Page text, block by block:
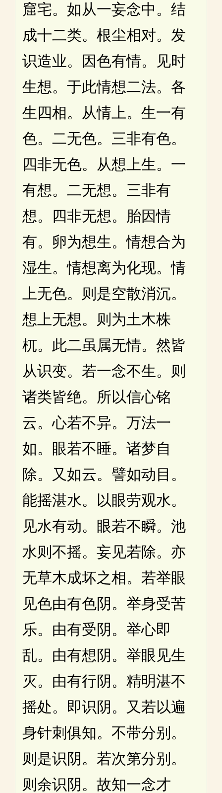
窟宅。如从一妄念中。结
成十二类。根尘相对。发
识造业。因色有情。见时
生想。于此情想二法。各
生四相。从情上。生一有
色。二无色。三非有色。
四非无色。从想上生。一
有想。二无想。三非有
想。四非无想。胎因情
有。卵为想生。情想合为
湿生。情想离为化现。情
上无色。则是空散消沉。
想上无想。则为土木株
杌。此二虽属无情。然皆
从识变。若一念不生。则
诸类皆绝。所以信心铭
云。心若不异。万法一
如。眼若不睡。诸梦自
除。又如云。譬如动目。
能摇湛水。以眼劳观水。
见水有动。眼若不瞬。池
水则不摇。妄见若除。亦
无草木成坏之相。若举眼
见色由有色阴。举身受苦
乐。由有受阴。举心即
乱。由有想阴。举眼见生
灭。由有行阴。精明湛不
摇处。即识阴。又若以遍
身针刺俱知。不带分别。
则是识阴。若次第分别。
则余识阴。故知一念才